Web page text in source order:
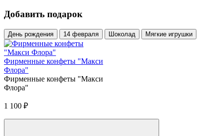
Добавить подарок
День рождения 14 февраля Шоколад Мягкие игрушки
Фирменные конфеты "Макси
Флора"
Фирменные конфеты "Макси
Флора"
1 100 ₽